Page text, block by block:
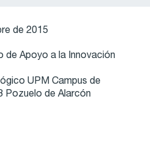
de 2015
de Apoyo a la Innovación
UPM Campus de
Pozuelo de Alarcón